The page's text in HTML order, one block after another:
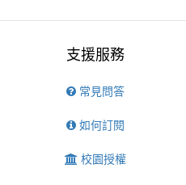
支援服務
常見問答
如何訂閱
校園授權